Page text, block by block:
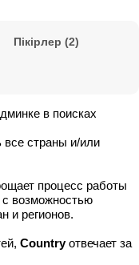
Пікірлер (2)
в поисках
страны и/или
процесс работы
возможностью
и регионов.
Countryотвечает за